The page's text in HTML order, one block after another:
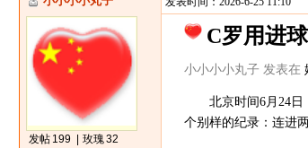
发帖 199 玫瑰32
C罗用进
小小小小丸子 发表在
北京时间6月24日，
个别样的纪录：连进